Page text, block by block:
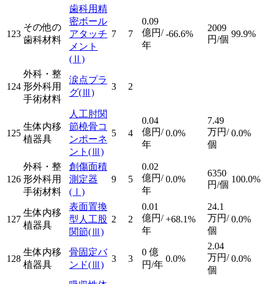
123
その他の
歯科材料
歯科用精
密ボール
アタッチ
メント
(Ⅱ)
7 7
0.09
億円/
年
-66.6%
2009
円/個
99.9%
124
外科・整
形外科用
手術材料
涙点プラ
グ(Ⅲ)
3 2
125
生体内移
植器具
人工肘関
節橈骨コ
ンポーネ
ント (Ⅲ)
5 4
0.04
億円/
年
0.0%
7.49
万円/
個
0.0%
126
外科・整
形外科用
手術材料
創傷面積
測定器
(Ⅰ)
9 5
0.02
億円/
年
0.0%
6350
円/個
100.0%
127
生体内移
植器具
表面置換
型人工股
関節(Ⅲ)
2 2
0.01
億円/
年
+68.1%
24.1
万円/
個
0.0%
128
生体内移
植器具
骨固定バ
ンド(Ⅲ)
3 3
0 億
円/年
0.0%
2.04
万円/
個
0.0%